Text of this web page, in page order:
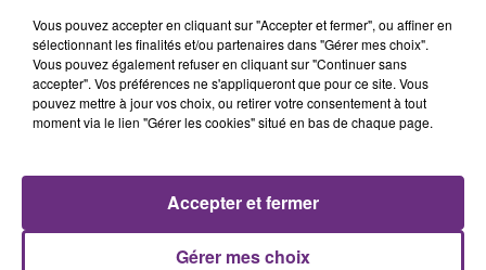
CRAIG DAVID
Walking Away
JEREMY FREROT
Frerot
Vous pouvez accepter en cliquant sur "Accepter et fermer", ou affiner en
sélectionnant les finalités et/ou partenaires dans "Gérer mes choix".
Vous pouvez également refuser en cliquant sur "Continuer sans
accepter". Vos préférences ne s'appliqueront que pour ce site. Vous
pouvez mettre à jour vos choix, ou retirer votre consentement à tout
moment via le lien "Gérer les cookies" situé en bas de chaque page.
Gérer mes choix
Accepter et fermer